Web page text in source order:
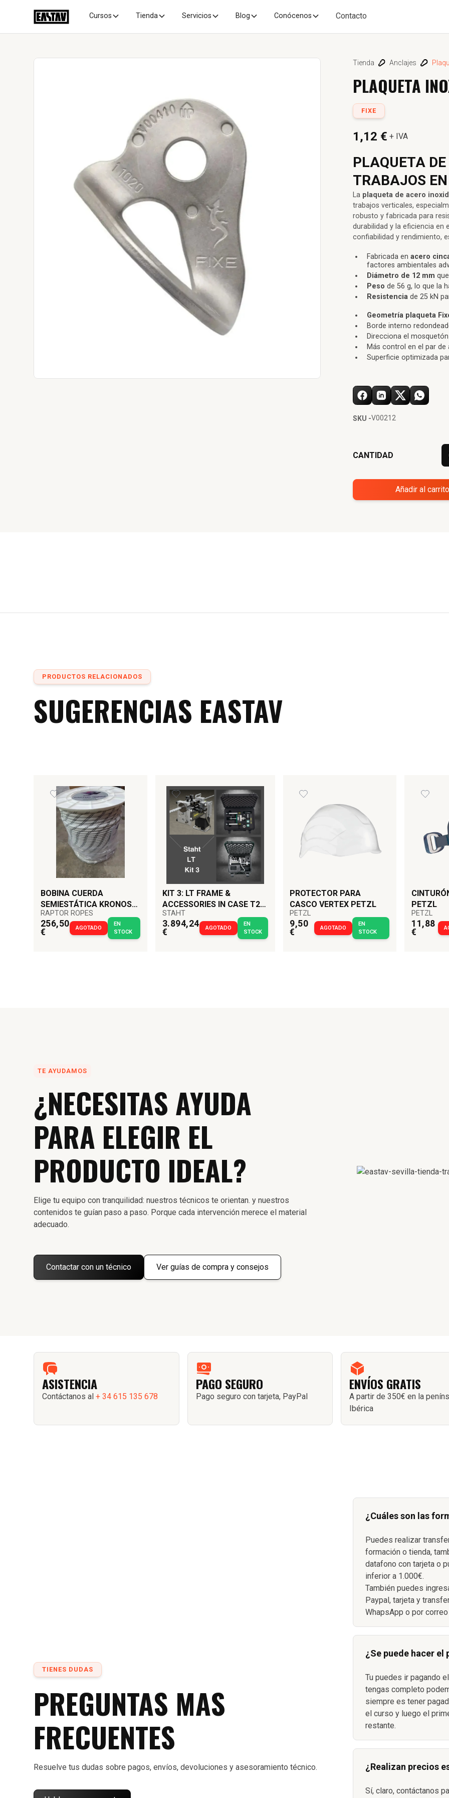
Cursos Tienda Servicios Blog Conócenos Contacto
Tienda Anclajes
PLAQUETA
FIXE
1,12 € + IVA
PLAQUETA
TRABAJOS
La plaqueta de acero
trabajos verticales,
robusto y fabricada para
durabilidad y la eficiencia en
confiabilidad y rendimiento,
Fabricada en acero
factores ambientales
Diámetro de 12 mm
Peso de 56 g, lo que la
Resistencia de 25 kN
Geometría plaqueta
Borde interno
Direcciona el
Más control en el par de
Superficie optimizada
SKU -V00212
CANTIDAD
Añadir al carrito
PRODUCTOS RELACIONADOS
SUGERENCIAS EASTAV
BOBINA CUERDA
SEMIESTÁTICA KRONOS
10,5 MM RAPTOR ROPES
RAPTOR ROPES
256,50
€
AGOTADO
EN
STOCK
KIT 3: LT FRAME &
ACCESSORIES IN CASE T25
DIGITAL PULL TESTER KIT
STAHT
STAHT
3.894,24
€
AGOTADO
EN
STOCK
PROTECTOR PARA
CASCO VERTEX PETZL
PETZL
9,50
€
AGOTADO
EN
STOCK
PETZL
PETZL
11,88
€
TE AYUDAMOS
¿NECESITAS AYUDA
PARA ELEGIR EL
PRODUCTO IDEAL?
Elige tu equipo con tranquilidad: nuestros técnicos te orientan. y nuestros
contenidos te guían paso a paso. Porque cada intervención merece el material
adecuado.
Contactar con un técnico Ver guías de compra y consejos
ASISTENCIA
Contáctanos al+ 34 615 135 678
PAGO SEGURO
Pago seguro con tarjeta, PayPal
ENVÍOS GRATIS
A partir de 350€ en la
Ibérica
TIENES DUDAS
PREGUNTAS MAS
FRECUENTES
Resuelve tus dudas sobre pagos, envíos, devoluciones y asesoramiento técnico.
¿Cuáles son las
Puedes realizar
formación o tienda,
datafono con tarjeta o
inferior a 1.000€.
También puedes
Paypal, tarjeta y
WhapsApp o por
¿Se puede hacer
Tu puedes ir pagando
tengas completo
siempre es tener
el curso y luego el
restante.
¿Realizan precios
Sí, claro, contáctanos